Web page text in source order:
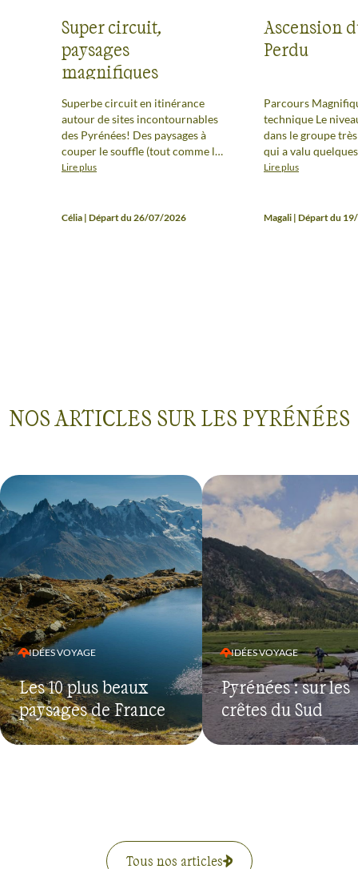
Super circuit,
paysages
magnifiques
Superbe circuit en itinérance
autour de sites incontournables
des Pyrénées! Des paysages à
couper le souffle (tout comme la
descente de la Brèche assez
accompagnement de notre guide
Lire plus
Célia | Départ du 26/07/2026
Ascension
Perdu
Parcours
technique Le niveau de marche
dans le groupe
qui a valu
Lire plus
Magali | Départ du
NOS ARTICLES SUR LES PYRÉNÉES
IDÉES VOYAGE
Les 10 plus beaux
paysages de France
IDÉES VOYAGE
Pyrénées : sur les
crêtes du Sud
Tous nos articles